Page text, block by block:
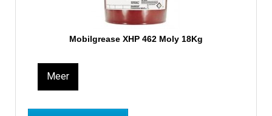
Mobilgrease XHP 462 Moly 18Kg
Meer